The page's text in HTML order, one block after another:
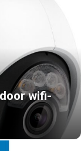
wifi-